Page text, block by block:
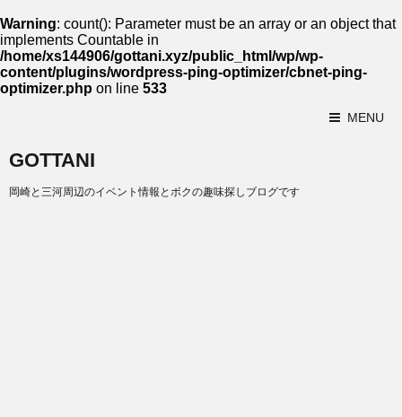
Warning: count(): Parameter must be an array or an object that
implements Countable in
/home/xs144906/gottani.xyz/public_html/wp/wp-
content/plugins/wordpress-ping-optimizer/cbnet-ping-
optimizer.php on line 533
MENU
GOTTANI
岡崎と三河周辺のイベント情報とボクの趣味探しブログです